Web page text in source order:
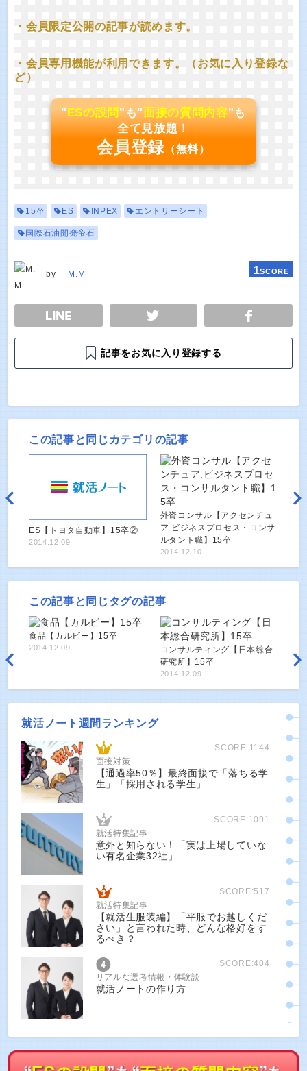
・会員限定公開の記事が読めます。
・会員専用機能が利用できます。（お気に入り登録な
ど）
"ESの設問"も"面接の質問内容"も
全て見放題！
会員登録 （無料）
15卒 ES INPEX エントリーシート
国際石油開発帝石
by M.M 1SCORE
TWEET
記事をお気に入り登録する
この記事と同じカテゴリの記事
ES【トヨタ自動車】15卒②
2014.12.09
外資コンサル【アクセンチュ
ア:ビジネスプロセス・コンサ
ルタント職】15卒
2014.12.10
この記事と同じタグの記事
食品【カルビー】15卒
2014.12.09
コンサルティング【日本総合
研究所】15卒
2014.12.09
就活ノート週間ランキング
SCORE:1144
面接対策
【通過率50％】最終面接で「落ちる学
生」「採用される学生」
SCORE:1091
就活特集記事
意外と知らない！「実は上場していな
い有名企業32社」
SCORE:517
就活特集記事
【就活生服装編】「平服でお越しくだ
さい」と言われた時、どんな格好をす
るべき？
SCORE:404
リアルな選考情報・体験談
就活ノートの作り方